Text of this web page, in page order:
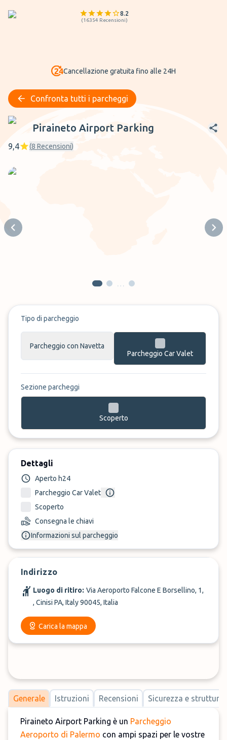
8.2
(16354 Recensioni)
Cancellazione gratuita fino alle 24H
Confronta tutti i parcheggi
Piraineto Airport Parking
Piraineto Airport Parking
9,4 (8 Recensioni)
Previous slide
…
Tipo di parcheggio
Parcheggio con Navetta
Parcheggio Car Valet
Sezione parcheggi
Scoperto
Dettagli
Aperto h24
Parcheggio Car Valet
Scoperto
Consegna le chiavi
Informazioni sul parcheggio
Indirizzo
Luogo di ritiro: Via Aeroporto Falcone E Borsellino, 1,
, Cinisi PA, Italy 90045, Italia
Carica la mappa
Generale Istruzioni Recensioni Sicurezza e strutture
Piraineto Airport Parking è un Parcheggio
Aeroporto di Palermo con ampi spazi per le vostre